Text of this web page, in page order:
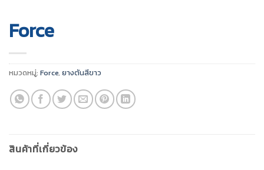
Force
หมวดหมู่: Force, ยางตันสีขาว
สินค้าที่เกี่ยวข้อง